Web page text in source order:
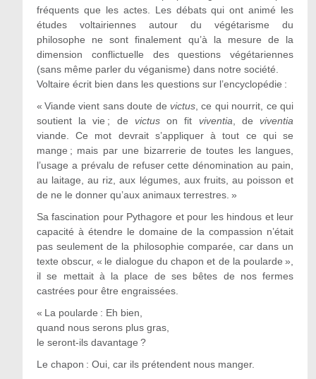
fréquents que les actes. Les débats qui ont animé les
études voltairiennes autour du végétarisme du
philosophe ne sont finalement qu’à la mesure de la
dimension conflictuelle des questions végétariennes
(sans même parler du véganisme) dans notre société.
Voltaire écrit bien dans les questions sur l’encyclopédie :
« Viande vient sans doute devictus , ce qui nourrit, ce qui
soutient la vie ; de victuson fit viventia , deviventia
viande. Ce mot devrait s’appliquer à tout ce qui se
mange ; mais par une bizarrerie de toutes les langues,
l’usage a prévalu de refuser cette dénomination au pain,
au laitage, au riz, aux légumes, aux fruits, au poisson et
de ne le donner qu’aux animaux terrestres. »
Sa fascination pour Pythagore et pour les hindous et leur
capacité à étendre le domaine de la compassion n’était
pas seulement de la philosophie comparée, car dans un
texte obscur, « le dialogue du chapon et de la poularde »,
il se mettait à la place de ses bêtes de nos fermes
castrées pour être engraissées.
« La poularde : Eh bien,
quand nous serons plus gras,
le seront-ils davantage ?
Le chapon : Oui, car ils prétendent nous manger.